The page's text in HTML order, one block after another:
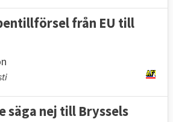
från EU till
säga nej till Bryssels